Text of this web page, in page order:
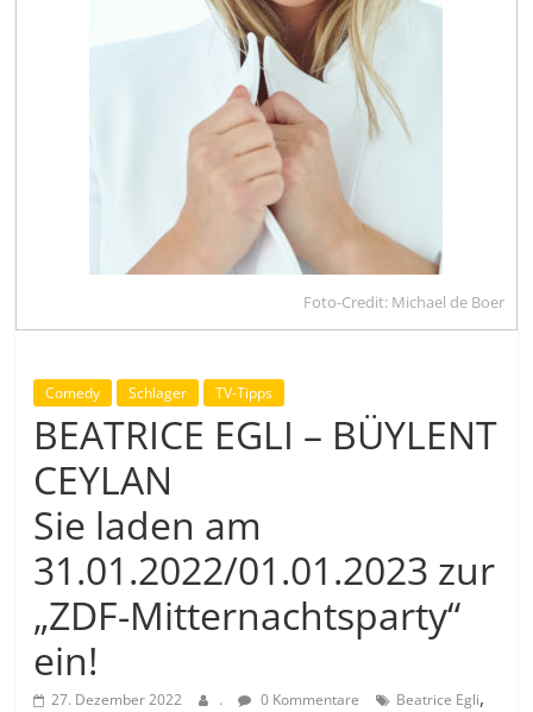
Foto-Credit: Michael de Boer
Comedy Schlager TV-Tipps
BEATRICE EGLI – BÜYLENT
CEYLAN
Sie laden am
31.01.2022/01.01.2023 zur
„ZDF-Mitternachtsparty“
ein!
27. Dezember 2022 . 0 Kommentare Beatrice Egli,